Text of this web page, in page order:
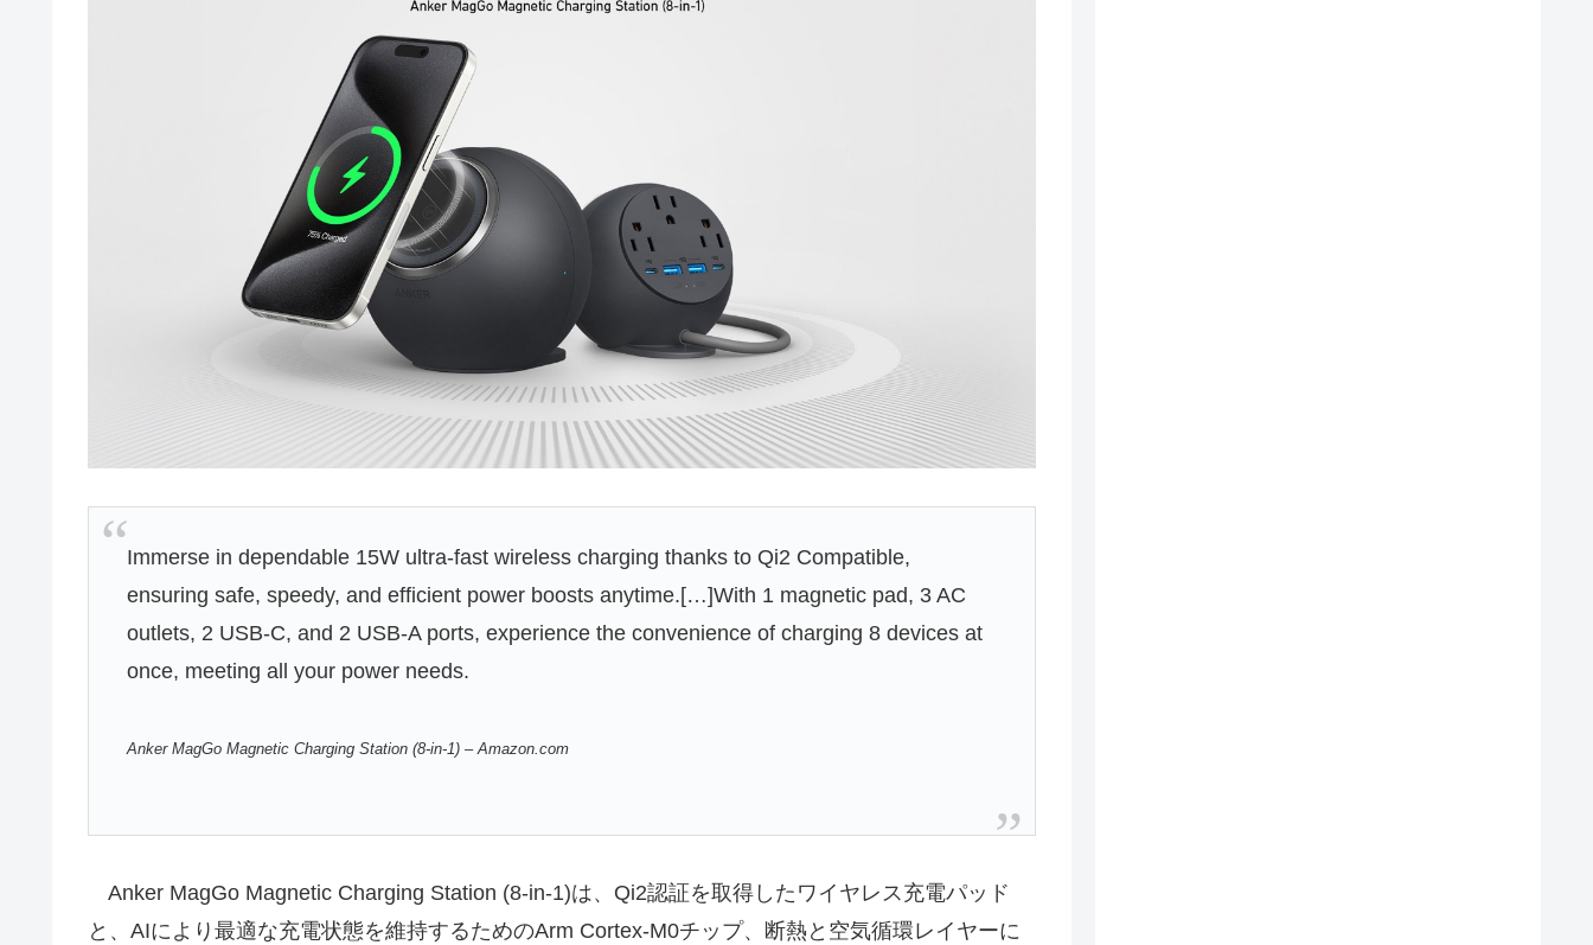
Immerse in dependable 15W ultra-fast wireless charging thanks to Qi2 Compatible,
ensuring safe, speedy, and efficient power boosts anytime.[…]With 1 magnetic pad, 3 AC
outlets, 2 USB-C, and 2 USB-A ports, experience the convenience of charging 8 devices at
once, meeting all your power needs.
Anker MagGo Magnetic Charging Station (8-in-1) – Amazon.com
Anker MagGo Magnetic Charging Station (8-in-1)は、Qi2認証を取得したワイヤレス充電パッド
と、AIにより最適な充電状態を維持するためのArm Cortex-M0チップ、断熱と空気循環レイヤーに